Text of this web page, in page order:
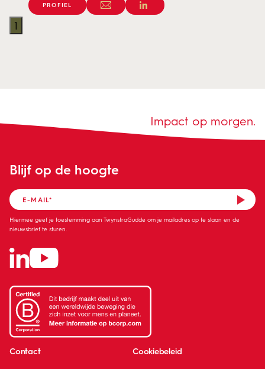
PROFIEL
1
Contact Cookiebeleid
Blijf op de hoogte
Hiermee geef je toestemming aan TwynstraGudde om je mailadres op te slaan en de
nieuwsbrief te sturen.
Impact op morgen.